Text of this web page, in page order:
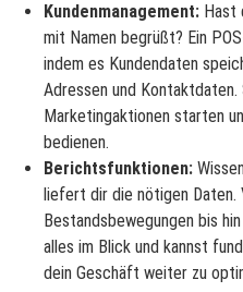
Kundenmanagement: Hast
mit Namen begrüßt? Ein
indem es Kundendaten
Adressen und
Marketingaktionen starten
bedienen.
Berichtsfunktionen:
liefert dir die nötigen
Bestandsbewegungen bis
alles im Blick und kannst
dein Geschäft weiter zu